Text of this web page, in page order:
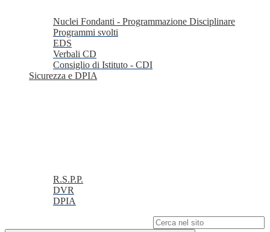
Nuclei Fondanti - Programmazione Disciplinare
Programmi svolti
EDS
Verbali CD
Consiglio di Istituto - CDI
Sicurezza e DPIA
R.S.P.P.
DVR
DPIA